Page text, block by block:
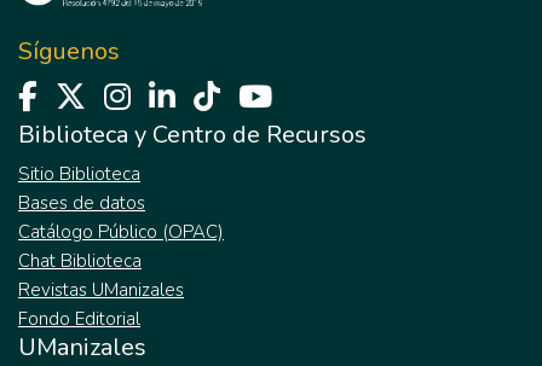
Síguenos
Biblioteca y Centro de Recursos
Sitio Biblioteca
Bases de datos
Catálogo Público (OPAC)
Chat Biblioteca
Revistas UManizales
Fondo Editorial
UManizales